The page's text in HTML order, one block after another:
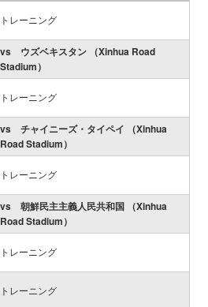
トレーニング
vs ウズベキスタン （Xinhua Road
Stadium）
トレーニング
vs チャイニーズ・タイペイ （Xinhua
Road Stadium）
トレーニング
vs 朝鮮民主主義人民共和国 （Xinhua
Road Stadium）
トレーニング
トレーニング